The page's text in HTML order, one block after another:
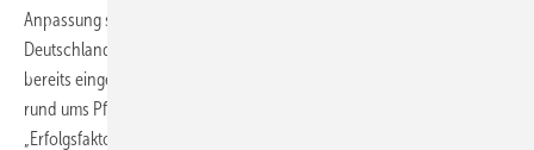
Anpassung stellen Kleinstbäder unterhalb einer 6-m
Deutschland gibt es etwa neun Millionen davon. Der ZVSHK hat sich
bereits eingehend mit bestehenden Schwierigkeiten und Lösungen
rund ums Pflegebad beschäftigt. Als wegweisend gilt hier die Studie
„Erfolgsfaktor Badezimmer für die ambulante Pflege“, die der ZVSHK